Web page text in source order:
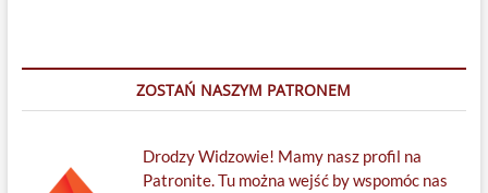
ZOSTAŃ NASZYM PATRONEM
Drodzy Widzowie! Mamy nasz profil na
Patronite. Tu można wejść by wspomóc nas